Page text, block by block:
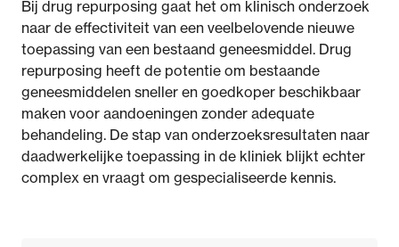
Bij drug repurposing gaat het om klinisch onderzoek
naar de effectiviteit van een veelbelovende nieuwe
toepassing van een bestaand geneesmiddel. Drug
repurposing heeft de potentie om bestaande
geneesmiddelen sneller en goedkoper beschikbaar
maken voor aandoeningen zonder adequate
behandeling. De stap van onderzoeksresultaten naar
daadwerkelijke toepassing in de kliniek blijkt echter
complex en vraagt om gespecialiseerde kennis.